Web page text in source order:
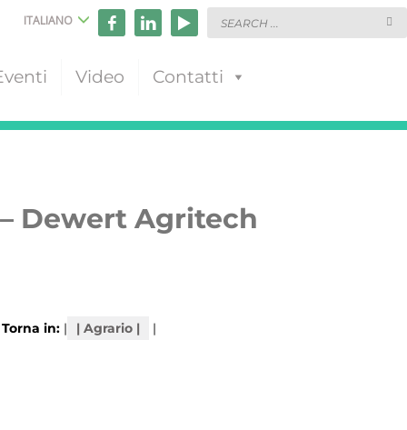
ITALIANO
Video Contatti
Dewert Agritech
Torna in: | Agrario |